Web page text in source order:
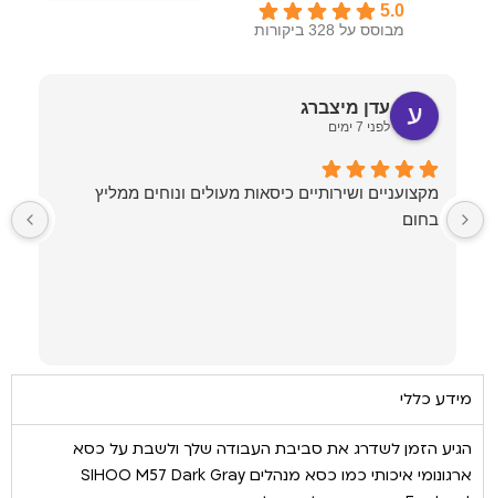
5.0
מבוסס על 328 ביקורות
עדן מיצברג
לפני 7 ימים
מקצועניים ושירותיים כיסאות מעולים ונוחים ממליץ
בחום
מידע כללי
הגיע הזמן לשדרג את סביבת העבודה שלך ולשבת על כסא
ארגונומי איכותי כמו כסא מנהלים SIHOO M57 Dark Gray